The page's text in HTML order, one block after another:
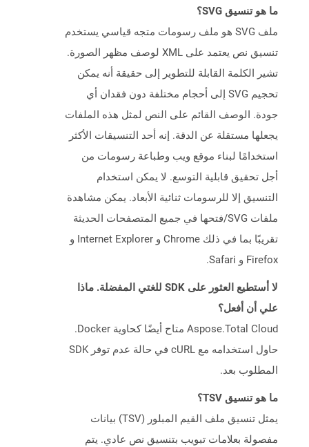
ما هو تنسيق SVG؟
ملف SVG هو ملف رسومات متجه قياسي يستخدم
تنسيق نص يعتمد على XML لوصف مظهر الصورة.
تشير الكلمة القابلة للتطوير إلى حقيقة أنه يمكن
تحجيم SVG إلى أحجام مختلفة دون فقدان أي
جودة. الوصف القائم على النص لمثل هذه الملفات
يجعلها مستقلة عن الدقة. إنه أحد التنسيقات الأكثر
استخدامًا لبناء موقع ويب وطباعة رسومات من
أجل تحقيق قابلية التوسع. لا يمكن استخدام
التنسيق إلا للرسومات ثنائية الأبعاد. يمكن مشاهدة
ملفات SVG/فتحها في جميع المتصفحات الحديثة
تقريبًا بما في ذلك Chrome و Internet Explorer و
Firefox و Safari.
لا أستطيع العثور على SDK للغتي المفضلة. ماذا
علي أن أفعل؟
Aspose.Total Cloud متاح أيضًا كحاوية Docker.
حاول استخدامه مع cURL في حالة عدم توفر SDK
المطلوب بعد.
ما هو تنسيق TSV؟
يمثل تنسيق ملف القيم المبلور (TSV) بيانات
مفصولة بعلامات تبويب بتنسيق نص عادي. يتم